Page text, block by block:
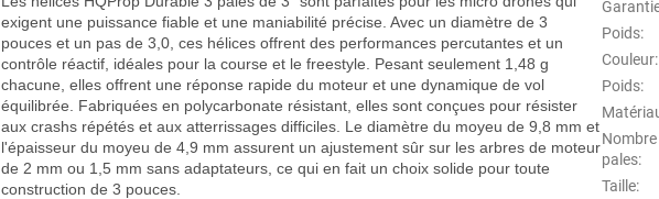
exigent une puissance fiable et une maniabilité précise. Avec un diamètre de 3
pouces et un pas de 3,0, ces hélices offrent des performances percutantes et un
contrôle réactif, idéales pour la course et le freestyle. Pesant seulement 1,48 g
chacune, elles offrent une réponse rapide du moteur et une dynamique de vol
équilibrée. Fabriquées en polycarbonate résistant, elles sont conçues pour résister
aux crashs répétés et aux atterrissages difficiles. Le diamètre du moyeu de 9,8 mm et
l'épaisseur du moyeu de 4,9 mm assurent un ajustement sûr sur les arbres de moteur
de 2 mm ou 1,5 mm sans adaptateurs, ce qui en fait un choix solide pour toute
construction de 3 pouces.
Poids:
Couleur:
Poids:
Nombre
pales:
Taille: